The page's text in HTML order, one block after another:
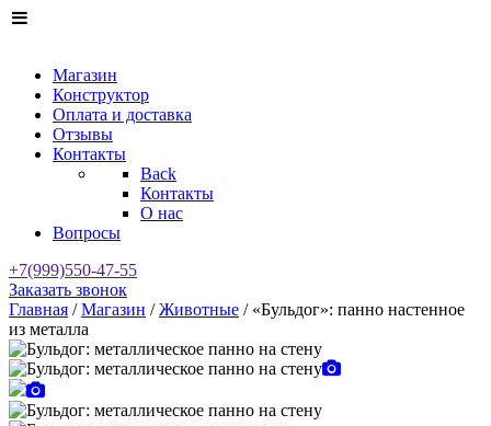
Магазин
Конструктор
Оплата и доставка
Отзывы
Контакты
Back
Контакты
О нас
Вопросы
+7(999)550-47-55
Заказать звонок
Главная /Магазин /Животные / «Бульдог»: панно настенное
из металла